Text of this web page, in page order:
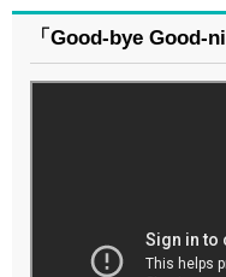
「Good-bye Good-